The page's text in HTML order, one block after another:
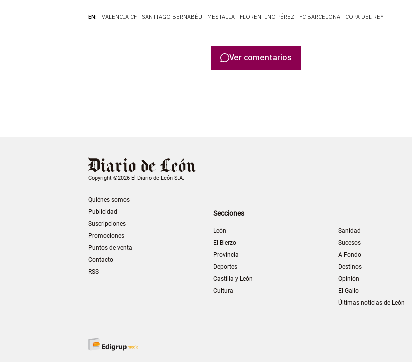
EN: VALENCIA CF SANTIAGO BERNABÉU MESTALLA FLORENTINO PÉREZ FC BARCELONA COPA DEL REY
Ver comentarios
Copyright ©2026 El Diario de León S.A.
Quiénes somos
Publicidad
Suscripciones
Promociones
Puntos de venta
Contacto
RSS
Secciones
León
El Bierzo
Provincia
Deportes
Castilla y León
Cultura
Sanidad
Sucesos
A Fondo
Destinos
Opinión
El Gallo
Últimas noticias de León